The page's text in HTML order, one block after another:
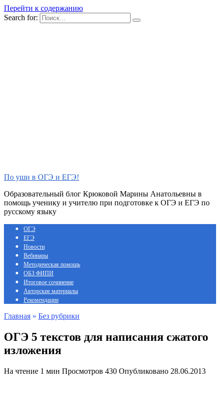
Перейти к содержанию
Search for:
По уши в ОГЭ и ЕГЭ!
Образовательный блог Крюковой Марины Анатольевны в
помощь ученику и учителю при подготовке к ОГЭ и ЕГЭ по
русскому языку
ОГЭ
ЕГЭ
Новости
Вебинары
Методическая помощь
ОБЗ ФИПИ
Итоговое сочинение
Авторские материалы
Рекомендации
Главная » Без рубрики
ОГЭ 5 текстов для написания сжатого
изложения
На чтение 1 мин Просмотров 430 Опубликовано 28.06.2013